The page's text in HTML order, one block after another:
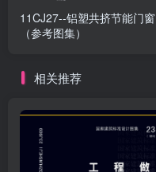
11CJ27--铝塑共挤节能门窗
（参考图集）
相关推荐